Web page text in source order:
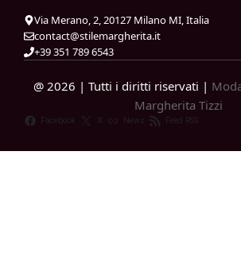
Via Merano, 2, 20127 Milano MI, Italia
contact@stilemargherita.it
+39 351 789 6543
@ 2026 | Tutti i diritti riservati |
Margherita Tizzi
Facebook X News Feed RSS